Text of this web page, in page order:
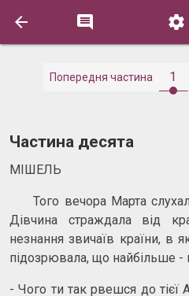
  
Попередня частина 1
Частина десята
МІШЕЛЬ
Того вечора Марта
Дівчина страждала від
незнання звичаїв країни, в
підозрювала, що найбільше -
- Чого ти так рвешся до тієї